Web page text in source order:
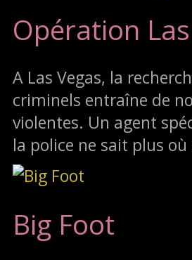
Opération
A Las Vegas, la
criminels entraîne de
violentes. Un agent
la police ne sait plus
Big Foot